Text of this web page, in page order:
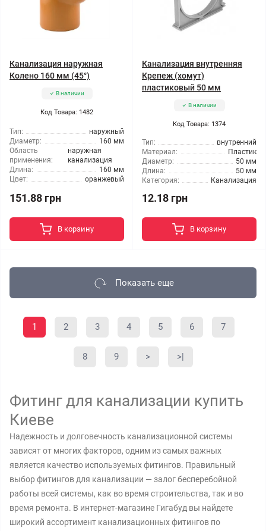
Канализация наружная
Колено 160 мм (45°)
В наличии
Код Товара: 1482
Тип:
наружный
Диаметр:
160 мм
Область
применения:
наружная
канализация
Длина:
160 мм
Цвет:
оранжевый
151.88 грн
В корзину
Канализация внутренняя
Крепеж (хомут)
пластиковый 50 мм
В наличии
Код Товара: 1374
Тип:
внутренний
Материал:
Пластик
Диаметр:
50 мм
Длина:
50 мм
Категория:
Канализация
12.18 грн
В корзину
Показать еще
1 2 3 4 5 6 7
8 9 > >|
Фитинг для канализации купить
Киеве
Надежность и долговечность канализационной системы
зависят от многих факторов, одним из самых важных
является качество используемых фитингов. Правильный
выбор фитингов для канализации — залог бесперебойной
работы всей системы, как во время строительства, так и во
время ремонта. В интернет-магазине Гигабуд вы найдете
широкий ассортимент канализационных фитингов по